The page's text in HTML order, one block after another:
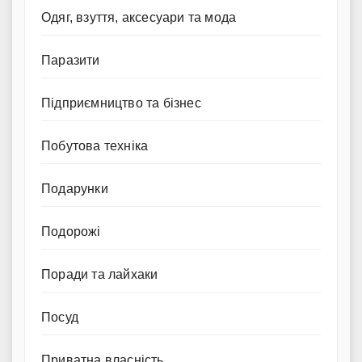
Одяг, взуття, аксесуари та мода
Паразити
Підприємництво та бізнес
Побутова техніка
Подарунки
Подорожі
Поради та лайхаки
Посуд